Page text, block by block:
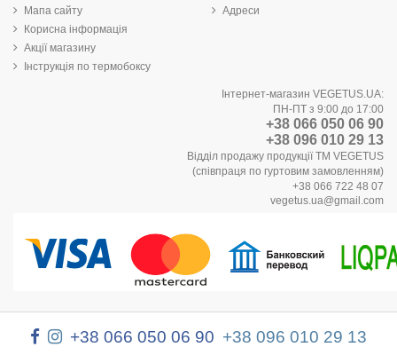
Мапа сайту
Корисна інформація
Акції магазину
Інструкція по термобоксу
Адреси
Інтернет-магазин VEGETUS.UA:
ПН-ПТ з 9:00 до 17:00
+38 066 050 06 90
+38 096 010 29 13
Відділ продажу продукції ТМ VEGETUS
(співпраця по гуртовим замовленням)
+38 066 722 48 07
vegetus.ua@gmail.com
+38 066 050 06 90 +38 096 010 29 13